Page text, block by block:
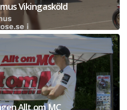
Vikingasköld
Allt om MC